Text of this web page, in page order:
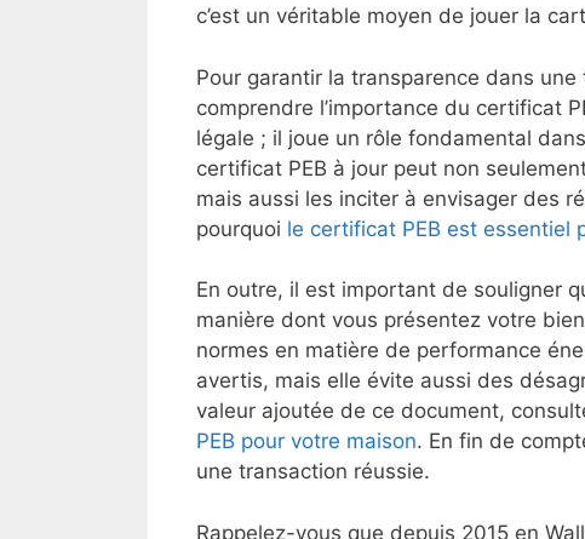
c’est un véritable moyen de jouer la
Pour garantir la transparence dans
comprendre l’importance du certificat
légale ; il joue un rôle fondamental
certificat PEB à jour peut non
mais aussi les inciter à envisager des
pourquoi le certificat PEB est essentiel
En outre, il est important de souligner
manière dont vous présentez votre
normes en matière de performance
avertis, mais elle évite aussi des
valeur ajoutée de ce document,
PEB pour votre maison. En fin de
une transaction réussie.
Rappelez-vous que depuis 2015 en